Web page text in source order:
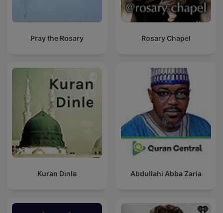
Pray the Rosary Rosary Chapel
Kuran Dinle Abdullahi Abba Zaria